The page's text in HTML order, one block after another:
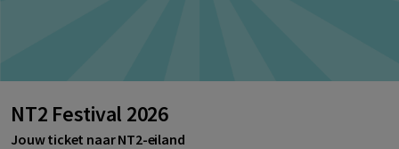
NT2 Festival 2026
Jouw ticket naar NT2-eiland